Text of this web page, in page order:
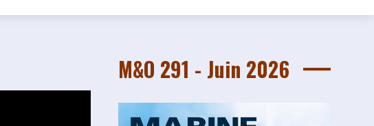
M&O 291 - Juin 2026